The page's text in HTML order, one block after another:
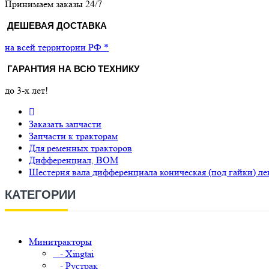
Принимаем заказы 24/7
ДЕШЕВАЯ ДОСТАВКА
на всей территории РФ *
ГАРАНТИЯ НА ВСЮ ТЕХНИКУ
до 3-х лет!
Заказать запчасти
Запчасти к тракторам
Для ременных тракторов
Дифференциал, ВОМ
Шестерня вала дифференциала коническая (под гайки)
КАТЕГОРИИ
Минитракторы
- Xingtai
- Рустрак